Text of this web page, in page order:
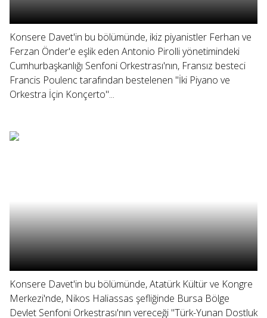
Konsere Davet'in bu bölümünde, ikiz piyanistler Ferhan ve
Ferzan Önder'e eşlik eden Antonio Pirolli yönetimindeki
Cumhurbaşkanlığı Senfoni Orkestrası'nın, Fransız besteci
Francis Poulenc tarafından bestelenen "İki Piyano ve
Orkestra İçin Konçerto"...
Konsere Davet'in bu bölümünde, Atatürk Kültür ve Kongre
Merkezi'nde, Nikos Haliassas şefliğinde Bursa Bölge
Devlet Senfoni Orkestrası'nın vereceği "Türk-Yunan Dostluk